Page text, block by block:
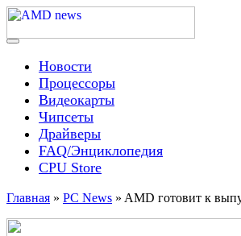
Skip
content
AMD news
Menu
Новости
Процессоры
Видеокарты
Чипсеты
Драйверы
FAQ/Энциклопедия
CPU Store
Главная » PC News » AMD готовит к